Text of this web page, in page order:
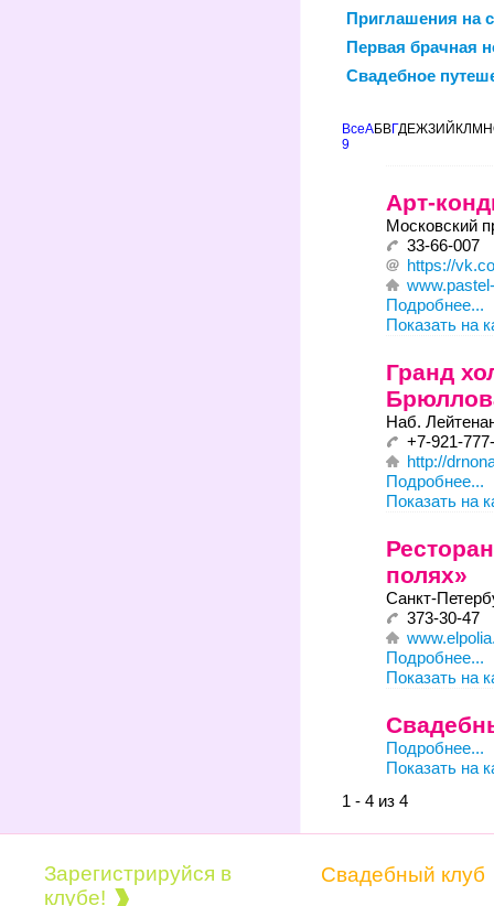
Приглашения на
Первая брачная
Свадебное
ВсеАБВГДЕЖЗИ Й КЛ М Н
9
Арт-
Московский
33-66-007
https://
Подробнее...
Показать на
Гранд
Наб.
+7-921-
http://
Подробнее...
Показать на
полях»
Санкт-
373-30-47
Подробнее...
Показать на
Подробнее...
Показать на
1 - 4 из 4
Зарегистрируйся в
клубе!
Свадебный клуб